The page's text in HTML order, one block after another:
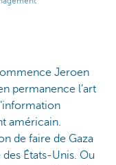
Jeroen
permanence l’art
américain.
de faire de Gaza
États-Unis. Ou